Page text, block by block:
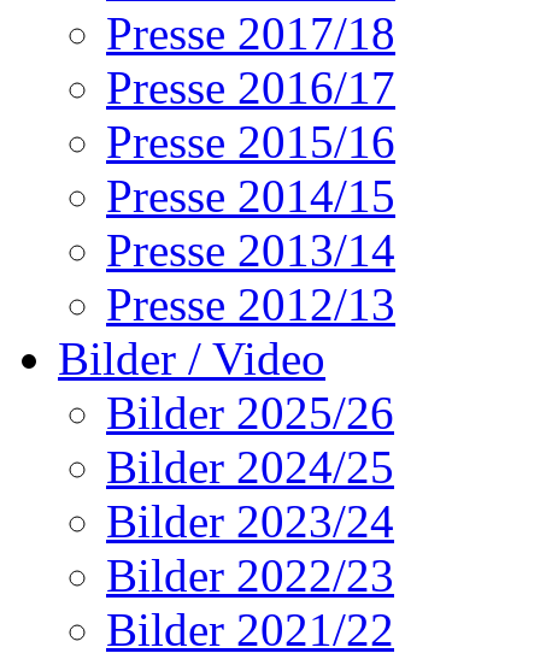
Presse 2017/18
Presse 2016/17
Presse 2015/16
Presse 2014/15
Presse 2013/14
Presse 2012/13
Bilder / Video
Bilder 2025/26
Bilder 2024/25
Bilder 2023/24
Bilder 2022/23
Bilder 2021/22